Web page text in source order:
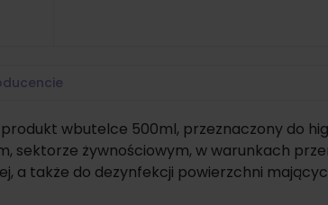
wbutelce 500ml, przeznaczony do
sektorze żywnościowym, w warunkach
a także do dezynfekcji powierzchni